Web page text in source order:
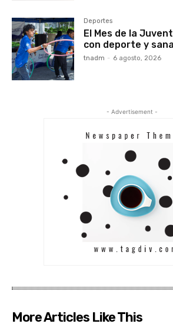
Deportes
El Mes de la
con deporte y
tnadm - 6 agosto, 2026
- Advertisement -
More Articles Like This